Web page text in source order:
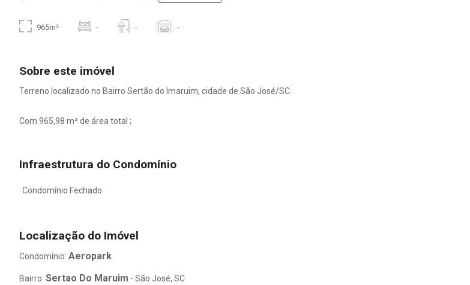
965m² - - -
Sobre este imóvel
Terreno localizado no Bairro Sertão do Imaruim, cidade de São José/SC.
Com 965,98 m² de área total ;
Infraestrutura do Condomínio
Condomínio Fechado
Localização do Imóvel
Condomínio: Aeropark
Bairro: Sertao Do Maruim - São José, SC